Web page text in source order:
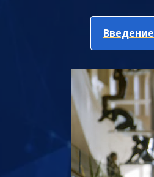
Введение